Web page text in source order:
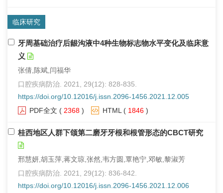
临床研究
牙周基础治疗后龈沟液中4种生物标志物水平变化及临床意
义
张倩,陈斌,闫福华
口腔疾病防治. 2021, 29(12): 828-835.
https://doi.org/10.12016/j.issn.2096-1456.2021.12.005
PDF全文 ( 2368 ) HTML ( 1846 )
桂西地区人群下颌第二磨牙牙根和根管形态的CBCT研究
邢慧妍,胡玉萍,蒋文琼,张然,韦方圆,覃艳宁,邓敏,黎淑芳
口腔疾病防治. 2021, 29(12): 836-842.
https://doi.org/10.12016/j.issn.2096-1456.2021.12.006